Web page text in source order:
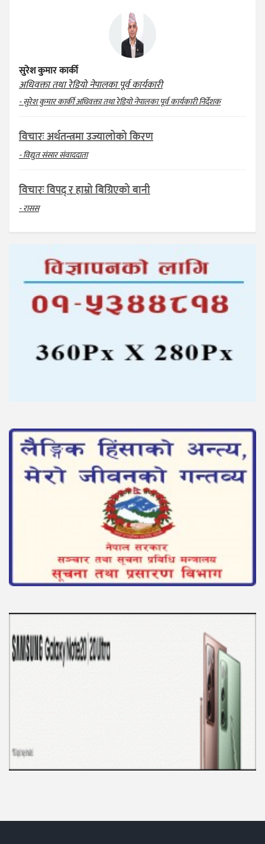
सुरेश कुमार कार्की
अधिवक्ता तथा रेडियो नेपालका पूर्व कार्यकारी
- सुरेश कुमार कार्की अधिवक्ता तथा रेडियो नेपालका पूर्व कार्यकारी निर्देशक
विचारः अर्थतन्त्रमा उज्यालोको किरण
- विद्युत संसार संवाददाता
विचारः विपद् र हाम्रो बिग्रिएको बानी
- रासस